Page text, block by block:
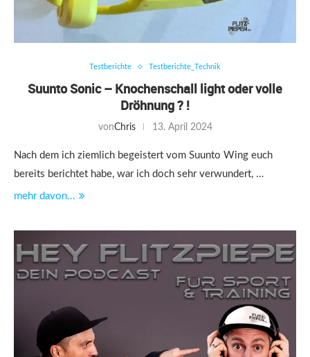
Testberichte Testberichte_Technik
Suunto Sonic – Knochenschall light oder volle
Dröhnung ? !
vonChris 13. April 2024
Nach dem ich ziemlich begeistert vom Suunto Wing euch
bereits berichtet habe, war ich doch sehr verwundert, …
mehr davon...